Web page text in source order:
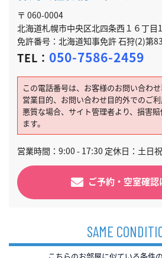
〒 060-0004
北海道札幌市中央区北四条西１６丁目
免許番号：北海道知事免許 石狩(2)第
TEL： 050-7586-2459
この電話番号は、お客様のお問い合わせ
営業目的、お問い合わせ目的外でのご利
悪質な場合、サイト管理者より、損害
ます。
営業時間：9:00 - 17:30 定休日：土日祝
ご予約・空室確認
SAME